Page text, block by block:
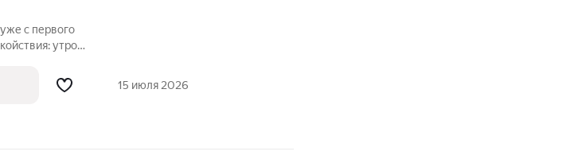
с первого
утро
планировка
15 июля 2026